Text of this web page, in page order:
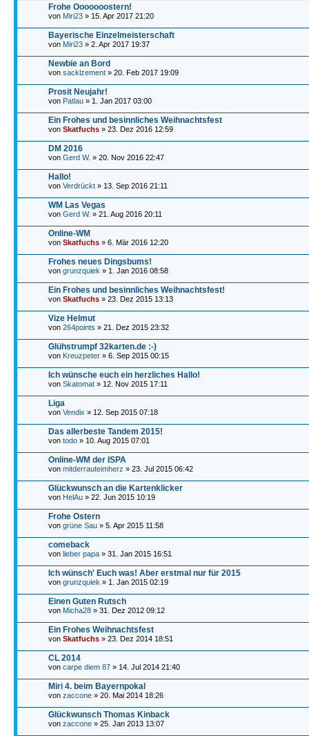
Frohe Ooooooostern!
von Miri23 » 15. Apr 2017 21:20
Bayerische Einzelmeisterschaft
von Miri23 » 2. Apr 2017 19:37
Newbie an Bord
von sacklzement » 20. Feb 2017 19:09
Prosit Neujahr!
von Patlau » 1. Jan 2017 03:00
Ein Frohes und besinnliches Weihnachtsfest
von Skatfuchs » 23. Dez 2016 12:59
DM 2016
von Gerd W. » 20. Nov 2016 22:47
Hallo!
von Verdrückt » 13. Sep 2016 21:11
WM Las Vegas
von Gerd W. » 21. Aug 2016 20:11
Online-WM
von Skatfuchs » 6. Mär 2016 12:20
Frohes neues Dingsbums!
von grunzquiek » 1. Jan 2016 08:58
Ein Frohes und besinnliches Weihnachtsfest!
von Skatfuchs » 23. Dez 2015 13:13
Vize Helmut
von 264points » 21. Dez 2015 23:32
Glühstrumpf 32karten.de :-)
von Kreuzpeter » 6. Sep 2015 00:15
Ich wünsche euch ein herzliches Hallo!
von Skatomat » 12. Nov 2015 17:11
Liga
von Vendix » 12. Sep 2015 07:18
Das allerbeste Tandem 2015!
von todo » 10. Aug 2015 07:01
Online-WM der ISPA
von mitderrauteimherz » 23. Jul 2015 06:42
Glückwunsch an die Kartenklicker
von HelAu » 22. Jun 2015 10:19
Frohe Ostern
von grüne Sau » 5. Apr 2015 11:58
comeback
von lieber papa » 31. Jan 2015 16:51
Ich wünsch' Euch was! Aber erstmal nur für 2015
von grunzquiek » 1. Jan 2015 02:19
Einen Guten Rutsch
von Micha28 » 31. Dez 2012 09:12
Ein Frohes Weihnachtsfest
von Skatfuchs » 23. Dez 2014 18:51
CL 2014
von carpe diem 87 » 14. Jul 2014 21:40
Miri 4. beim Bayernpokal
von zaccone » 20. Mai 2014 18:26
Glückwunsch Thomas Kinback
von zaccone » 25. Jan 2013 13:07